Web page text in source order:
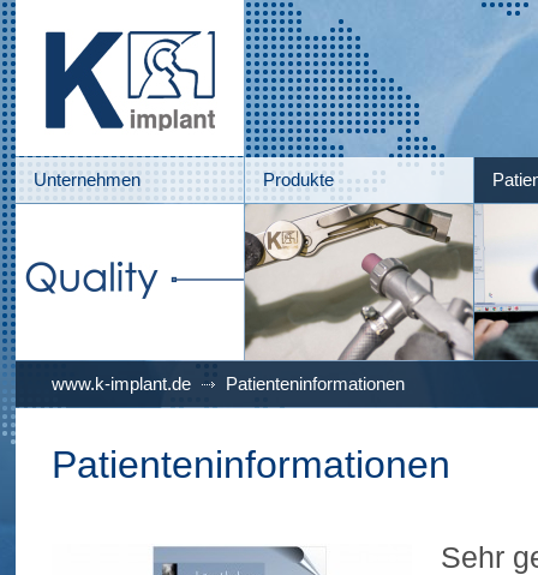
Unternehmen Produkte
www.k-implant.de Patienteninformationen
Patienteninformationen
Sehr